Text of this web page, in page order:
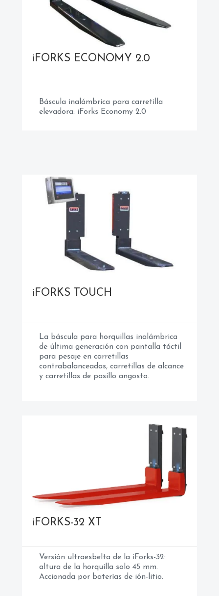
iFORKS ECONOMY 2.0
Báscula inalámbrica para carretilla
elevadora: iForks Economy 2.0
iFORKS TOUCH
La báscula para horquillas inalámbrica
de última generación con pantalla táctil
para pesaje en carretillas
contrabalanceadas, carretillas de alcance
y carretillas de pasillo angosto.
iFORKS-32 XT
Versión ultraesbelta de la iForks-32:
altura de la horquilla solo 45 mm.
Accionada por baterías de ión-litio.